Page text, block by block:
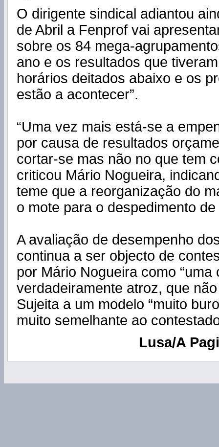
O dirigente sindical adiantou
de Abril a Fenprof vai
sobre os 84 mega-
ano e os resultados que
horários deitados abaixo e os
estão a acontecer”.
“Uma vez mais está-se a
por causa de resultados
cortar-se mas não no que tem
criticou Mário Nogueira,
teme que a reorganização do
o mote para o despedimento
A avaliação de desempenho
continua a ser objecto de
por Mário Nogueira como “uma
verdadeiramente atroz, que
Sujeita a um modelo “muito
muito semelhante ao
Lusa/A